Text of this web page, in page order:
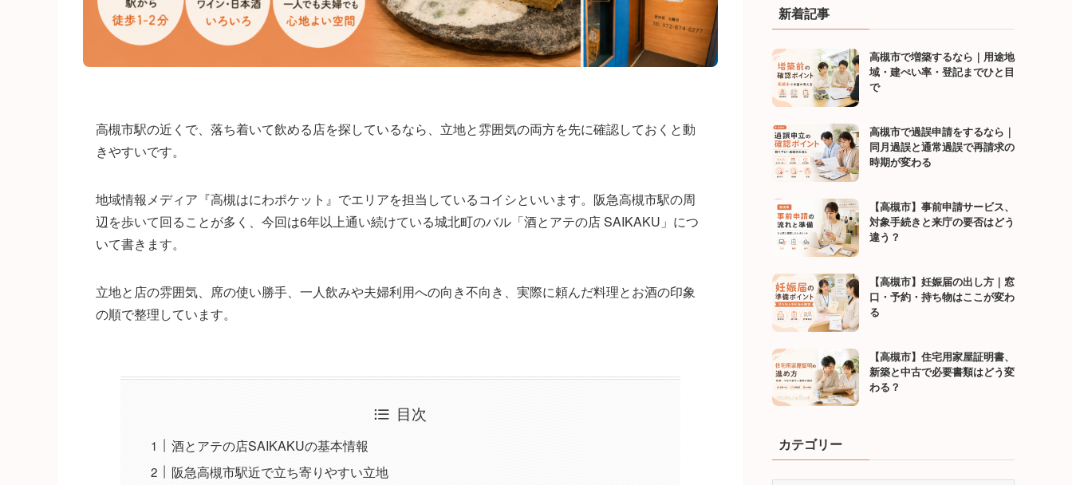
高槻市駅の近くで、落ち着いて飲める店を探しているなら、立地と雰囲気の両方を先に確認しておくと動
きやすいです。
地域情報メディア『高槻はにわポケット』でエリアを担当しているコイシといいます。阪急高槻市駅の周
辺を歩いて回ることが多く、今回は6年以上通い続けている城北町のバル「酒とアテの店 SAIKAKU」につ
いて書きます。
立地と店の雰囲気、席の使い勝手、一人飲みや夫婦利用への向き不向き、実際に頼んだ料理とお酒の印象
の順で整理しています。
目次
酒とアテの店SAIKAKUの基本情報
阪急高槻市駅近で立ち寄りやすい立地
新着記事
高槻市で増築するなら｜用途地
域・建ぺい率・登記までひと目
で
高槻市で過誤申請をするなら｜
同月過誤と通常過誤で再請求の
時期が変わる
【高槻市】事前申請サービス、
対象手続きと来庁の要否はどう
違う？
【高槻市】妊娠届の出し方｜窓
口・予約・持ち物はここが変わ
る
【高槻市】住宅用家屋証明書、
新築と中古で必要書類はどう変
わる？
カテゴリー